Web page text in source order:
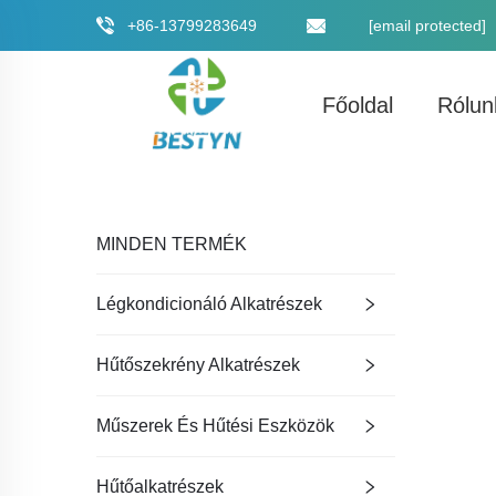
+86-13799283649 [email protected]
Főoldal
MINDEN TERMÉK
Légkondicionáló Alkatrészek
Hűtőszekrény Alkatrészek
Műszerek És Hűtési Eszközök
Hűtőalkatrészek